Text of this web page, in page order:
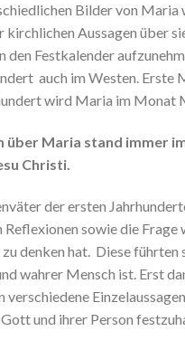
Bilder von Maria
kirchlichen Aussagen über
den Festkalender
auch im Westen.
wird Maria im Monat
über Maria stand immer
Christi.
der ersten
sowie die Frage
denken hat. Diese führten
wahrer Mensch ist. Erst
verschiedene
und ihrer Person